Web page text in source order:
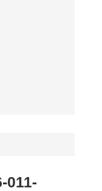
011-